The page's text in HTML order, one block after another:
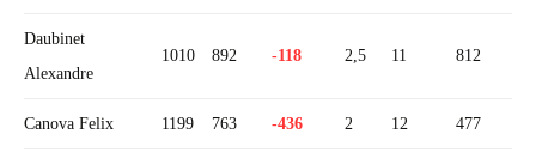
Daubinet
Alexandre
1010 892 -118 2,5 11 812
Canova Felix 1199 763 -436 2 12 477